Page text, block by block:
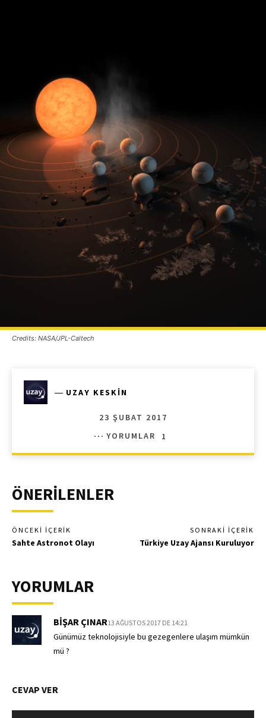
Credits: NASA/JPL-Caltech
― UZAY KESKIN
23 ŞUBAT 2017
YORUMLAR
1
ÖNERİLENLER
ÖNCEKI İÇERIK
Sahte Astronot Olayı
SONRAKI İÇERIK
Türkiye Uzay Ajansı Kuruluyor
YORUMLAR
BIŞAR ÇINAR13 AĞUSTOS 2017 DE 14:21
Günümüz teknolojisiyle bu gezegenlere ulaşım mümkün
mü ?
CEVAP VER